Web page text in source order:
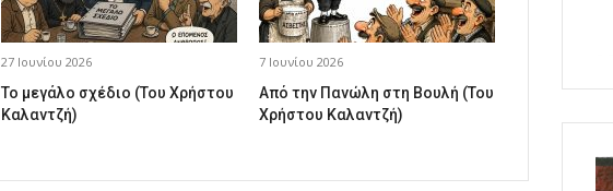
27 Ιουνίου 2026
Το μεγάλο σχέδιο (Του Χρήστου
Καλαντζή)
7 Ιουνίου 2026
Από την Πανώλη στη Βουλή (Του
Χρήστου Καλαντζή)